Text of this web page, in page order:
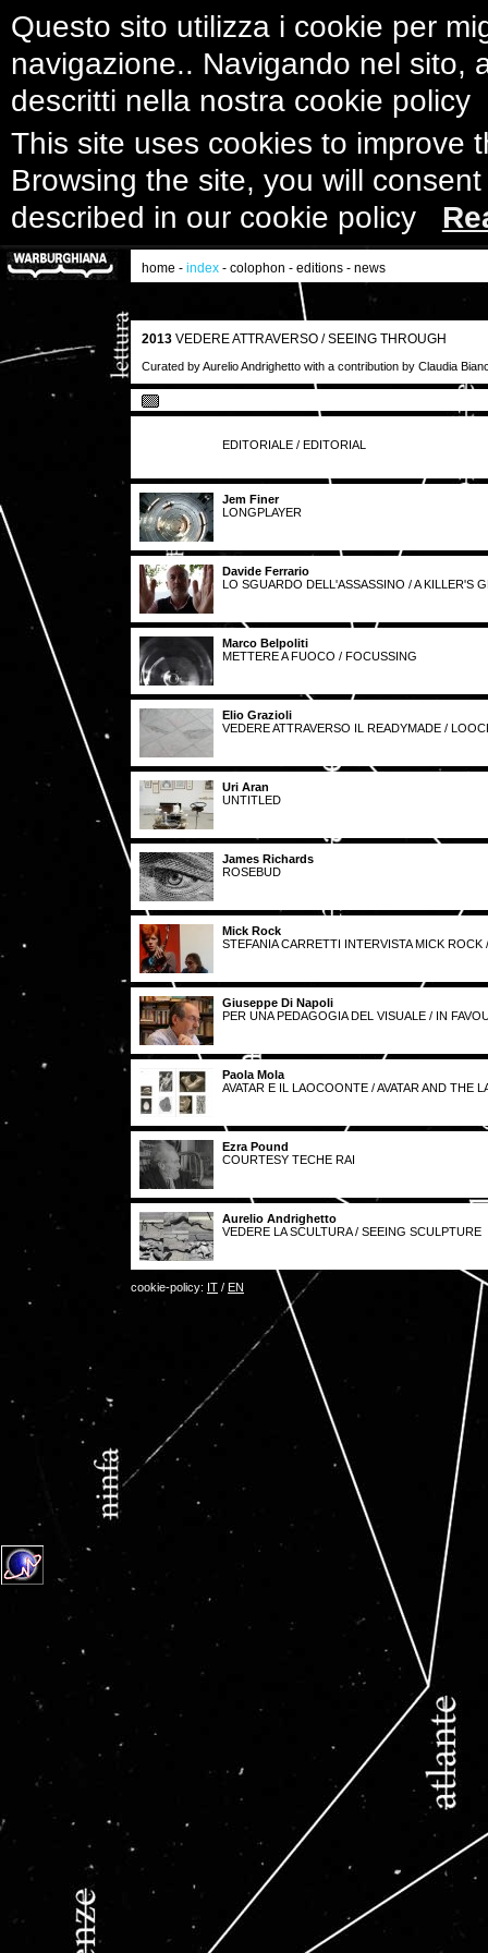
Questo sito utilizza i cookie per
navigazione.. Navigando nel sito,
descritti nella nostra cookie
This site uses cookies to improve
Browsing the site, you will
described in our cookie policy
home - index - colophon - editions - news
2013 VEDERE ATTRAVERSO / SEEING THROUGH
Curated by Aurelio Andrighetto with a contribution by Claudia
EDITORIALE / EDITORIAL
Jem Finer
LONGPLAYER
Davide Ferrario
LO SGUARDO DELL'ASSASSINO / A KILLER'S
Marco Belpoliti
METTERE A FUOCO / FOCUSSING
Elio Grazioli
VEDERE ATTRAVERSO IL READYMADE /
Uri Aran
UNTITLED
James Richards
ROSEBUD
Mick Rock
STEFANIA CARRETTI INTERVISTA MICK
Giuseppe Di Napoli
PER UNA PEDAGOGIA DEL VISUALE / IN
Paola Mola
AVATAR E IL LAOCOONTE / AVATAR AND THE
Ezra Pound
COURTESY TECHE RAI
Aurelio Andrighetto
VEDERE LA SCULTURA / SEEING SCULPTURE
cookie-policy: IT / EN